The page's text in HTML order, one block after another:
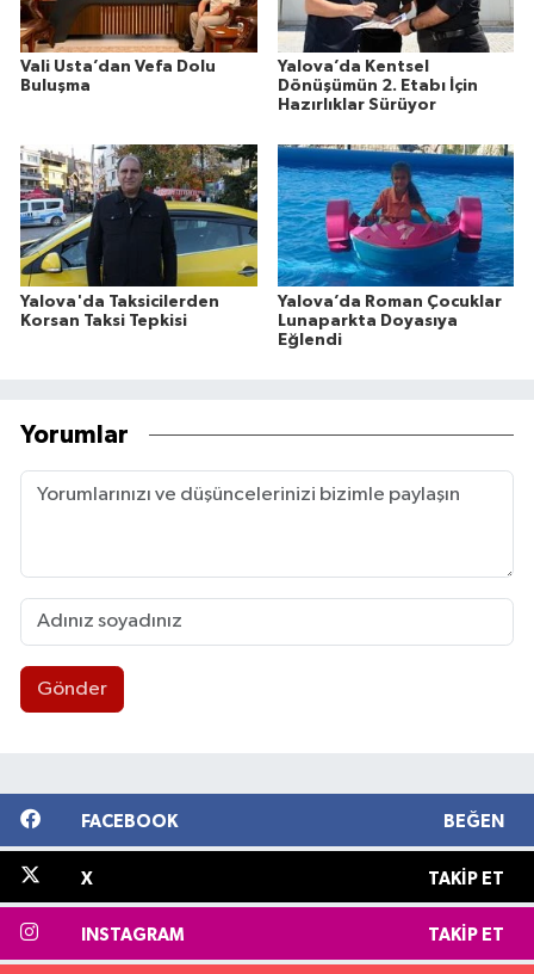
Vali Usta’dan Vefa Dolu
Buluşma
Yalova’da Kentsel
Dönüşümün 2. Etabı İçin
Hazırlıklar Sürüyor
Yalova'da Taksicilerden
Korsan Taksi Tepkisi
Yalova’da Roman Çocuklar
Lunaparkta Doyasıya
Eğlendi
Yorumlar
Gönder
FACEBOOK BEĞEN
X TAKIP ET
INSTAGRAM TAKIP ET